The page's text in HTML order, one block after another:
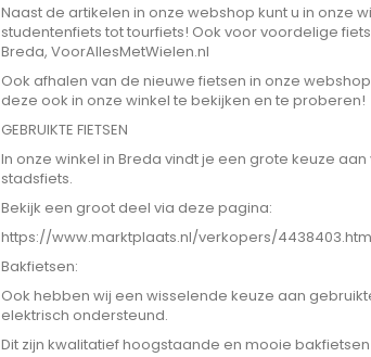
Naast de artikelen in onze webshop kunt u in onze
studentenfiets tot tourfiets! Ook voor voordelige
Breda, VoorAllesMetWielen.nl
Ook afhalen van de nieuwe fietsen in onze
deze ook in onze winkel te bekijken en te proberen!
GEBRUIKTE FIETSEN
In onze winkel in Breda vindt je een grote keuze
stadsfiets.
Bekijk een groot deel via deze pagina:
https://www.marktplaats.nl/verkopers/
Bakfietsen:
Ook hebben wij een wisselende keuze aan
elektrisch ondersteund.
Dit zijn kwalitatief hoogstaande en mooie